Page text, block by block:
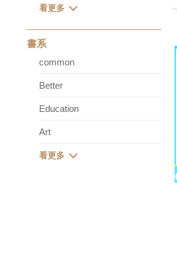
書系
common
Better
Education
Art